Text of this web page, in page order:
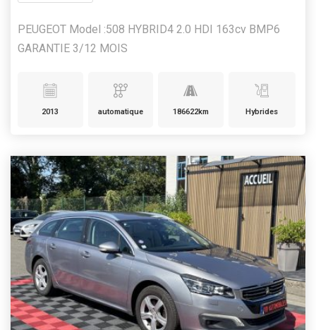
PEUGEOT Model :508 HYBRID4 2.0 HDI 163cv BMP6
GARANTIE 3/12 MOIS
2013 automatique 186622km Hybrides